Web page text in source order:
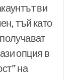
ви
тъй като
опция в
на